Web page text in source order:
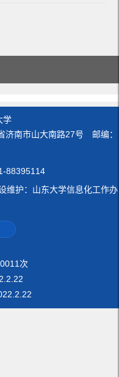
学
南市山大南路27号 邮编：
88395114
护：山东大学信息化工作办
次
2 22
2 22